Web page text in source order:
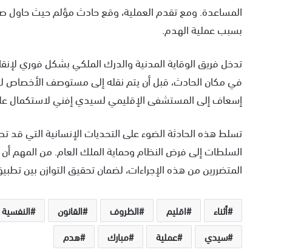
المساعدة. ومع تقدم العملية، وقع حادث مؤلم حيث حاول
بسبب عملية الهدم.
تدخل فريق الوقاية المدنية والدرك الملكي بشكل فوري
في مكان الحادث، قبل أن يتم نقله إلى مستوصف الأخصاص
إسعاف إلى المستشفى الإقليمي لسيدي إفني لاستكمال
تسلط هذه الحادثة الضوء على التحديات الإنسانية التي قد
السلطات إلى فرض النظام وحماية الملك العام. من المهم أن
المتضررين من هذه الإجراءات، لضمان تحقيق التوازن بين
أثناء اقليم الظروف القانون النفسية
سيدي
عملية مبارك هدم